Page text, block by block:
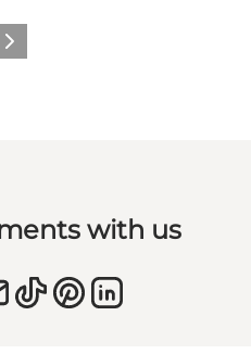
Næste
with us